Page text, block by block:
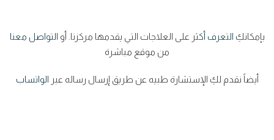
بإمكانكِ التعرف أكثر على العلاجات التي يقدمها مركزنا. أو التواصل معنا
من موقع مباشرة
أيضاً نقدم لكِ الإستشارة طبيه عن طريق إرسال رساله عبر الواتساب